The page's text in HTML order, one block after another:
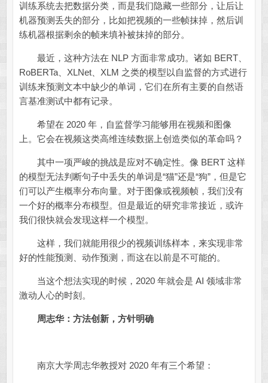
训练系统去把数据分类，而是我们隐藏一些部分，让后让
机器预测丢失的部分，比如把视频的一些帧抹掉，然后训
练机器根据剩余的帧来填补被抹掉的部分。
最近，这种方法在 NLP 方面非常成功。诸如 BERT、
RoBERTa、XLNet、XLM 之类的模型以自监督的方式进行
训练来预测文本中缺少的单词，它们在所有主要的自然语
言基准测试中都有记录。
希望在 2020 年，自监督学习能够用在视频和图像
上。它会在视频这类高维连续数据上创造类似的革命吗？
其中一项严峻的挑战是应对不确定性。像 BERT 这样
的模型无法判断句子中丢失的单词是“猫”还是“狗”，但是它
们可以产生概率分布向量。对于图像或视频帧，我们没有
一个好的概率分布模型。但是最近的研究非常接近，或许
我们很快就会发现这样一个模型。
这样，我们就能用很少的视频训练样本，来实现非常
好的性能预测、动作预测，而这在以前是不可能的。
当这个想法实现的时候，2020 年就会是 AI 领域非常
激动人心的时刻。
周志华：方法创新，方针明确
南京大学周志华教授对 2020 年有三个希望：